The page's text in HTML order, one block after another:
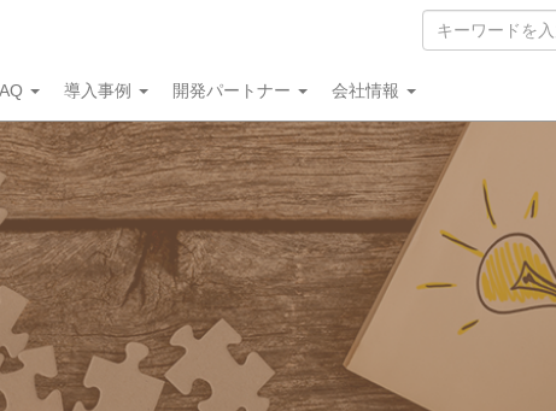
導入事例 開発パートナー 会社情報